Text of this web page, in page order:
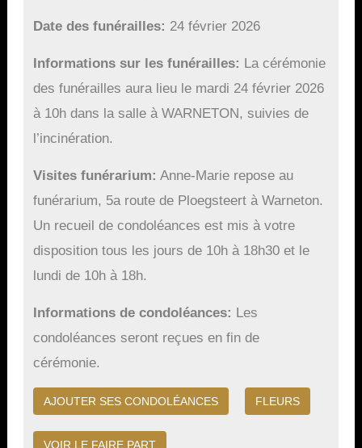
Date des funérailles 24 février 2026
Informations sur les funérailles
La cérémonie
des funérailles aura lieu le mardi 24 février 2026
à 10h dans la salle à WARNETON, suivies de
l’incinération.
Visites funérarium Anne-Marie repose au
funérarium, 5a route de Ploegsteert à Warneton.
Un recueil de condoléances est mis à votre
disposition tous les jours de 10h à 18h30 et le
lundi de 10h à 18h.
Informations de condoléances
Les
condoléances seront reçues en fin de
cérémonie.